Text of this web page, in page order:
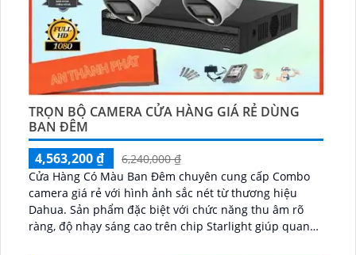
TRỌN BỘ CAMERA CỬA HÀNG GIÁ RẺ DÙNG
BAN ĐÊM
4,563,200 ₫
6,240,000 ₫
Cửa Hàng Có Màu Ban Đêm chuyên cung cấp Combo
camera giá rẻ với hình ảnh sắc nét từ thương hiệu
Dahua. Sản phẩm đặc biệt với chức năng thu âm rõ
ràng, độ nhạy sáng cao trên chip Starlight giúp quan